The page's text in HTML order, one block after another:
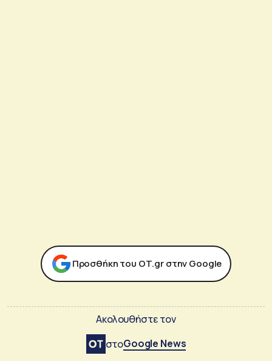
Προσθήκη του ΟΤ.gr στην Google
Ακολουθήστε τον
στοGoogle News